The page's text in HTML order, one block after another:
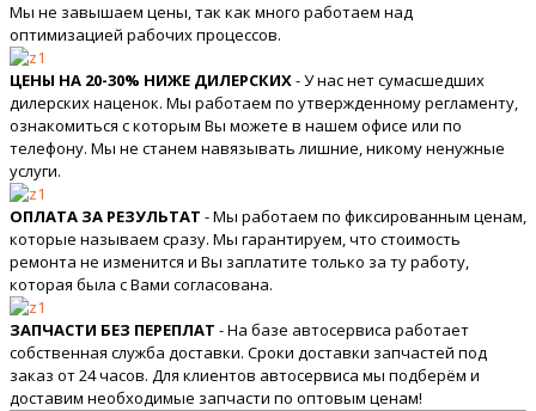
Мы не завышаем цены, так как много работаем над
оптимизацией рабочих процессов.
ЦЕНЫ НА 20-30% НИЖЕ ДИЛЕРСКИХ- У нас нет сумасшедших
дилерских наценок. Мы работаем по утвержденному регламенту,
ознакомиться с которым Вы можете в нашем офисе или по
телефону. Мы не станем навязывать лишние, никому ненужные
услуги.
ОПЛАТА ЗА РЕЗУЛЬТАТ - Мы работаем по фиксированным ценам,
которые называем сразу. Мы гарантируем, что стоимость
ремонта не изменится и Вы заплатите только за ту работу,
которая была с Вами согласована.
ЗАПЧАСТИ БЕЗ ПЕРЕПЛАТ - На базе автосервиса работает
собственная служба доставки. Сроки доставки запчастей под
заказ от 24 часов. Для клиентов автосервиса мы подберём и
доставим необходимые запчасти по оптовым ценам!